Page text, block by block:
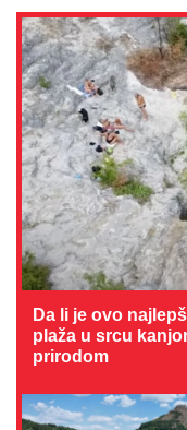
Da li je ovo
plaža u srcu
prirodom